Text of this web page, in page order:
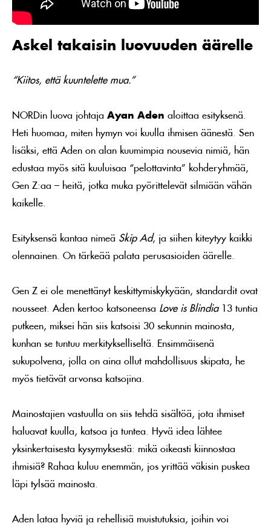
Askel takaisin luovuuden äärelle
“Kiitos, että kuuntelette mua.”
NORDin luova johtaja Ayan Aden aloittaa esityksenä.
Heti huomaa, miten hymyn voi kuulla ihmisen äänestä. Sen
lisäksi, että Aden on alan kuumimpia nousevia nimiä, hän
edustaa myös sitä kuuluisaa “pelottavinta” kohderyhmää,
Gen Z:aa – heitä, jotka muka pyörittelevät silmiään vähän
kaikelle.
Esityksensä kantaa nimeä Skip Ad, ja siihen kiteytyy kaikki
olennainen. On tärkeää palata perusasioiden äärelle.
Gen Z ei ole menettänyt keskittymiskykyään, standardit ovat
nousseet. Aden kertoo katsoneensa Love is Blindia 13 tuntia
putkeen, miksei hän siis katsoisi 30 sekunnin mainosta,
kunhan se tuntuu merkitykselliseltä. Ensimmäisenä
sukupolvena, jolla on aina ollut mahdollisuus skipata, he
myös tietävät arvonsa katsojina.
Mainostajien vastuulla on siis tehdä sisältöä, jota ihmiset
haluavat kuulla, katsoa ja tuntea. Hyvä idea lähtee
yksinkertaisesta kysymyksestä: mikä oikeasti kiinnostaa
ihmisiä? Rahaa kuluu enemmän, jos yrittää väkisin puskea
läpi tylsää mainosta.
Aden lataa hyviä ja rehellisiä muistutuksia, joihin voi